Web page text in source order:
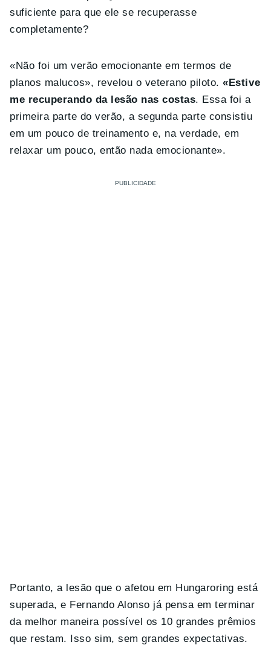
suficiente para que ele se recuperasse
completamente?
«Não foi um verão emocionante em termos de
planos malucos», revelou o veterano piloto.«Estive
me recuperando da lesão nas costas. Essa foi a
primeira parte do verão, a segunda parte consistiu
em um pouco de treinamento e, na verdade, em
relaxar um pouco, então nada emocionante».
Portanto, a lesão que o afetou em Hungaroring está
superada, e Fernando Alonso já pensa em terminar
da melhor maneira possível os 10 grandes prêmios
que restam. Isso sim, sem grandes expectativas.